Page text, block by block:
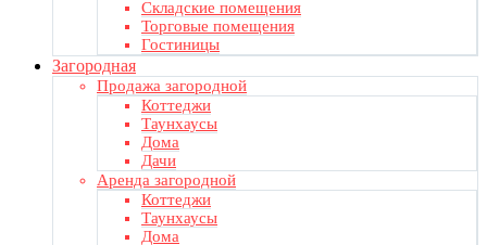
Складские помещения
Торговые помещения
Гостиницы
Загородная
Продажа загородной
Коттеджи
Таунхаусы
Дома
Дачи
Аренда загородной
Коттеджи
Таунхаусы
Дома